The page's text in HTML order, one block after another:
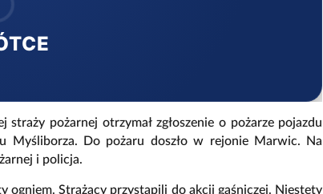
pożarnej otrzymał zgłoszenie o pożarze pojazdu
Do pożaru doszło w rejonie Marwic. Na
i policja.
ogniem. Strażacy przystąpili do akcji gaśniczej. Niestety